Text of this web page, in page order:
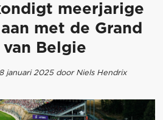
meerjarige
met de Grand
van Belgie
januari 2025 door Niels Hendrix